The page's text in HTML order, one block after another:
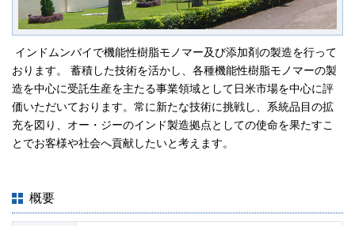
インドムンバイで機能性樹脂モノマー及び添加剤の製造を行って
おります。 蓄積した技術を活かし、各種機能性樹脂モノマーの製
造を中心に受託生産を主たる事業領域として日米市場を中心に評
価いただいております。常に新たな技術に挑戦し、系統品目の拡
充を図り、オー・ジーのインド製造拠点としての使命を果たすこ
とでお客様や社会へ貢献したいと考えます。
概要